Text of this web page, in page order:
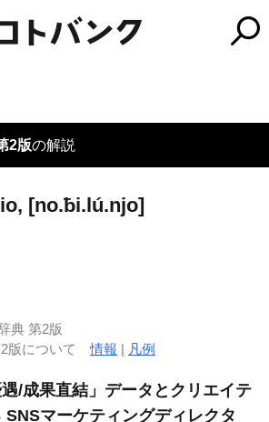
2版の解説
[no.ƀi.lú.njo]
典 第2版
2版について情報 | 凡例
/成果直結」データとクリエイテ
SNSマーケティングディレクタ